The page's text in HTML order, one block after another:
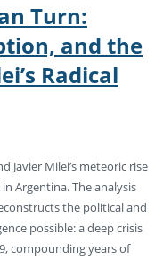
Turn:
and the
Radical
Javier Milei’s meteoric rise
Argentina. The analysis
the political and
possible: a deep crisis
compounding years of